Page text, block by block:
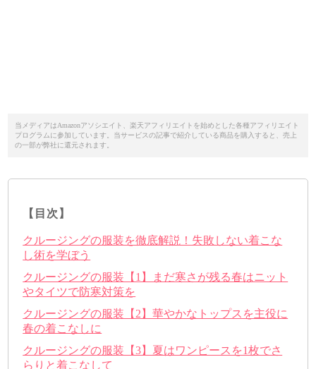
当メディアはAmazonアソシエイト、楽天アフィリエイトを始めとした各種アフィリエイト
プログラムに参加しています。当サービスの記事で紹介している商品を購入すると、売上
の一部が弊社に還元されます。
【目次】
クルージングの服装を徹底解説！失敗しない着こな
し術を学ぼう
クルージングの服装【1】まだ寒さが残る春はニット
やタイツで防寒対策を
クルージングの服装【2】華やかなトップスを主役に
春の着こなしに
クルージングの服装【3】夏はワンピースを1枚でさ
らりと着こなして